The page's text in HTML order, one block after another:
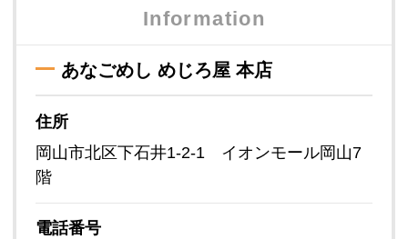
Information
あなごめし めじろ屋 本店
住所
岡山市北区下石井1-2-1 イオンモール岡山7
階
電話番号